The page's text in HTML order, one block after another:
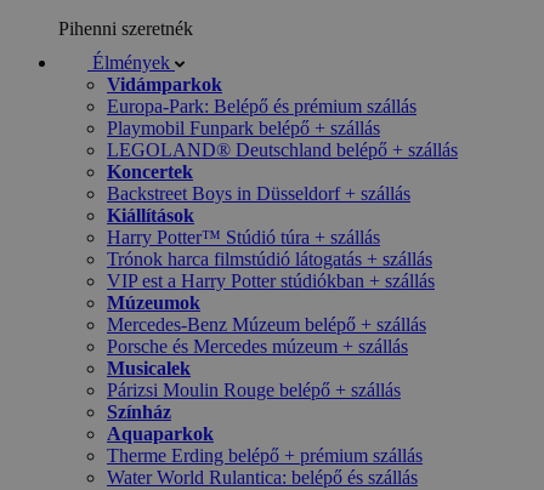
Pihenni szeretnék
Élmények
Vidámparkok
Europa-Park: Belépő és prémium szállás
Playmobil Funpark belépő + szállás
LEGOLAND® Deutschland belépő + szállás
Koncertek
Backstreet Boys in Düsseldorf + szállás
Kiállítások
Harry Potter™ Stúdió túra + szállás
Trónok harca filmstúdió látogatás + szállás
VIP est a Harry Potter stúdiókban + szállás
Múzeumok
Mercedes-Benz Múzeum belépő + szállás
Porsche és Mercedes múzeum + szállás
Musicalek
Párizsi Moulin Rouge belépő + szállás
Színház
Aquaparkok
Therme Erding belépő + prémium szállás
Water World Rulantica: belépő és szállás